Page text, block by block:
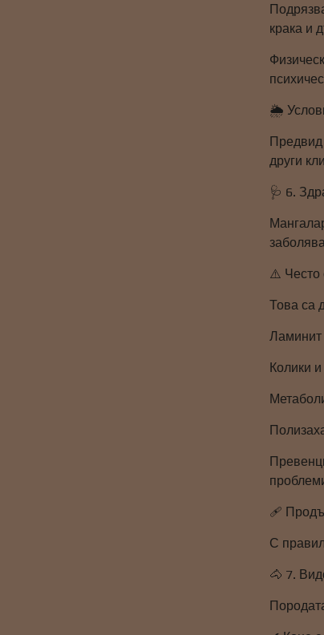
крака и
🌦️
Предвид
други
🩺 6.
⚠️ Често
Това са
Ламинит
Колики
🩹
С
🐴 7.